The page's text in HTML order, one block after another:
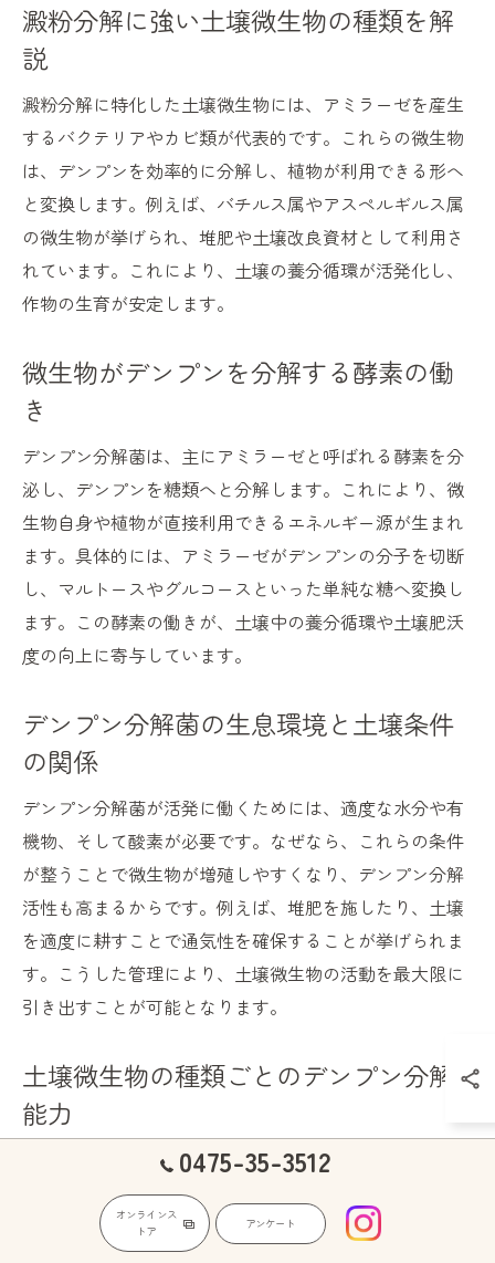
澱粉分解に強い土壌微生物の種類を解
説
澱粉分解に特化した土壌微生物には、アミラーゼを産生
するバクテリアやカビ類が代表的です。これらの微生物
は、デンプンを効率的に分解し、植物が利用できる形へ
と変換します。例えば、バチルス属やアスペルギルス属
の微生物が挙げられ、堆肥や土壌改良資材として利用さ
れています。これにより、土壌の養分循環が活発化し、
作物の生育が安定します。
微生物がデンプンを分解する酵素の働
き
デンプン分解菌は、主にアミラーゼと呼ばれる酵素を分
泌し、デンプンを糖類へと分解します。これにより、微
生物自身や植物が直接利用できるエネルギー源が生まれ
ます。具体的には、アミラーゼがデンプンの分子を切断
し、マルトースやグルコースといった単純な糖へ変換し
ます。この酵素の働きが、土壌中の養分循環や土壌肥沃
度の向上に寄与しています。
デンプン分解菌の生息環境と土壌条件
の関係
デンプン分解菌が活発に働くためには、適度な水分や有
機物、そして酸素が必要です。なぜなら、これらの条件
が整うことで微生物が増殖しやすくなり、デンプン分解
活性も高まるからです。例えば、堆肥を施したり、土壌
を適度に耕すことで通気性を確保することが挙げられま
す。こうした管理により、土壌微生物の活動を最大限に
引き出すことが可能となります。
土壌微生物の種類ごとのデンプン分解
能力
土壌微生物には、バクテリア、カビ、酵母など多様な種
類が存在し、それぞれデンプン分解能力に違いがありま
す。バクテリアは速やかにデンプンを分解し、養分循環
0475-35-3512
オンラインス
トア
アンケート